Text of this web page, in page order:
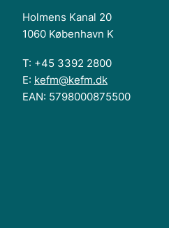
Holmens Kanal 20
1060 København K
T: +45 3392 2800
E: kefm@kefm.dk
EAN: 5798000875500